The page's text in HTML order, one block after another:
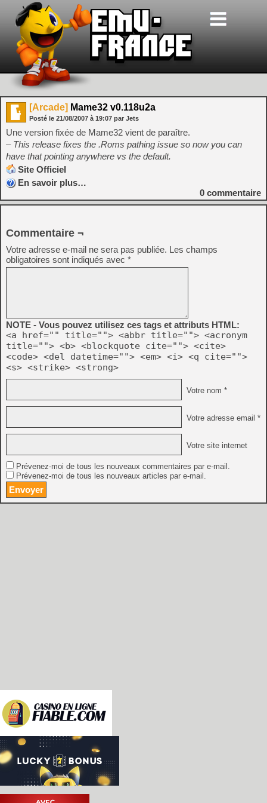
[Arcade] Mame32 v0.118u2a
Posté le 21/08/2007 à 19:07 par Jets
Une version fixée de Mame32 vient de paraître.
– This release fixes the .Roms pathing issue so now you can
have that pointing anywhere vs the default.
Site Officiel
En savoir plus…
0 commentaire
Commentaire ¬
Votre adresse e-mail ne sera pas publiée. Les champs
obligatoires sont indiqués avec *
NOTE - Vous pouvez utilisez ces tags et attributs HTML:
<a href="" title=""> <abbr title=""> <acronym
title=""> <b> <blockquote cite=""> <cite>
<code> <del datetime=""> <em> <i> <q cite="">
<s> <strike> <strong>
Votre nom *
Votre adresse email *
Votre site internet
Prévenez-moi de tous les nouveaux commentaires par e-mail.
Prévenez-moi de tous les nouveaux articles par e-mail.